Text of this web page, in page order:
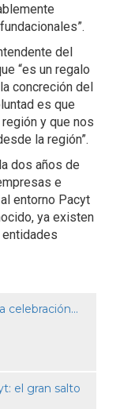
del
“es un regalo
concreción del
es que
y que nos
la región”.
dos años de
e
entorno Pacyt
ya existen
celebración...
el gran salto